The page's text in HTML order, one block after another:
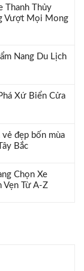
Thanh Thủy
Vượt Mọi Mong
Nang Du Lịch
Xứ Biển Cửa
vẻ đẹp bốn mùa
Bắc
Chọn Xe
Vẹn Từ A-Z